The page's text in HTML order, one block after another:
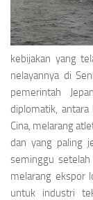
kebijakan yang
nelayannya di
pemerintah
diplomatik, antara
Cina, melarang
dan yang paling
seminggu setelah
melarang ekspor
untuk industri